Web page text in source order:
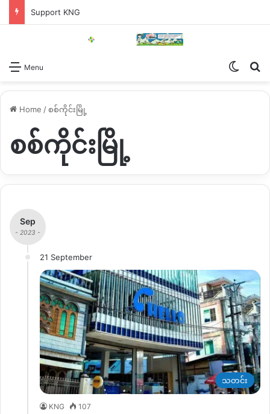
Support KNG
Menu
Home /စစ်ကိုင်းမြို့
စစ်ကိုင်းမြို့
Sep
- 2023 -
21 September
သတင်း
KNG 107